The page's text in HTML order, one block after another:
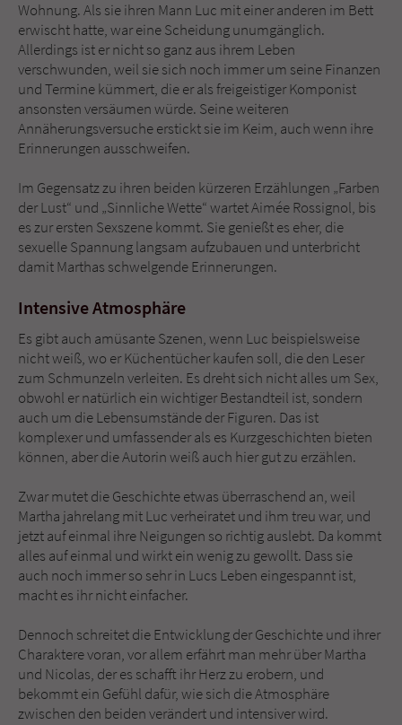
Wohnung. Als sie ihren Mann Luc mit einer anderen im Bett
erwischt hatte, war eine Scheidung unumgänglich.
Allerdings ist er nicht so ganz aus ihrem Leben
verschwunden, weil sie sich noch immer um seine Finanzen
und Termine kümmert, die er als freigeistiger Komponist
ansonsten versäumen würde. Seine weiteren
Annäherungsversuche erstickt sie im Keim, auch wenn ihre
Erinnerungen ausschweifen.
Im Gegensatz zu ihren beiden kürzeren Erzählungen „Farben
der Lust“ und „Sinnliche Wette“ wartet Aimée Rossignol, bis
es zur ersten Sexszene kommt. Sie genießt es eher, die
sexuelle Spannung langsam aufzubauen und unterbricht
damit Marthas schwelgende Erinnerungen.
Intensive Atmosphäre
Es gibt auch amüsante Szenen, wenn Luc beispielsweise
nicht weiß, wo er Küchentücher kaufen soll, die den Leser
zum Schmunzeln verleiten. Es dreht sich nicht alles um Sex,
obwohl er natürlich ein wichtiger Bestandteil ist, sondern
auch um die Lebensumstände der Figuren. Das ist
komplexer und umfassender als es Kurzgeschichten bieten
können, aber die Autorin weiß auch hier gut zu erzählen.
Zwar mutet die Geschichte etwas überraschend an, weil
Martha jahrelang mit Luc verheiratet und ihm treu war, und
jetzt auf einmal ihre Neigungen so richtig auslebt. Da kommt
alles auf einmal und wirkt ein wenig zu gewollt. Dass sie
auch noch immer so sehr in Lucs Leben eingespannt ist,
macht es ihr nicht einfacher.
Dennoch schreitet die Entwicklung der Geschichte und ihrer
Charaktere voran, vor allem erfährt man mehr über Martha
und Nicolas, der es schafft ihr Herz zu erobern, und
bekommt ein Gefühl dafür, wie sich die Atmosphäre
zwischen den beiden verändert und intensiver wird.
Sicherheitscode des Kontaktformulars zu
überprüfen.